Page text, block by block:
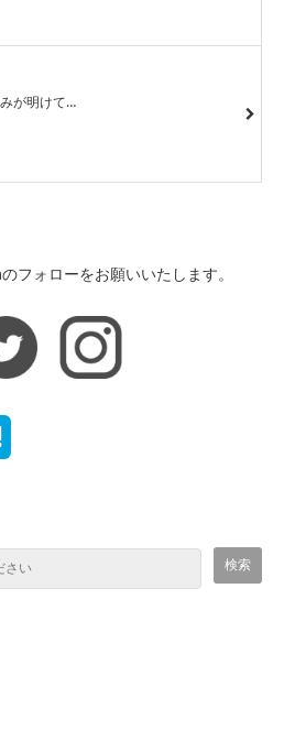
が明けて…
フォローをお願いいたします。